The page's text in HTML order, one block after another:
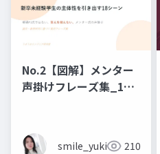
No.2【図解】メンター
声掛けフレーズ集_18
smile_yukiko_it210